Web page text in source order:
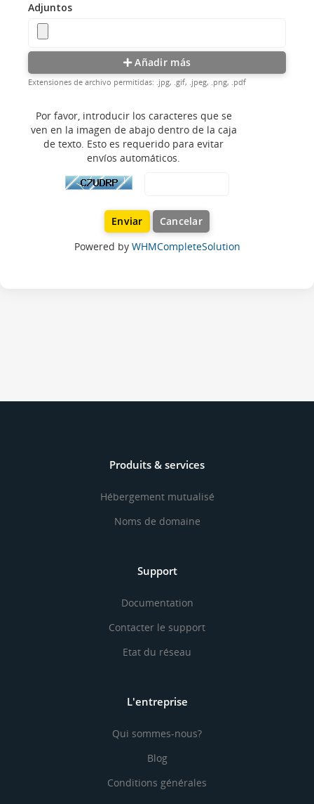
Adjuntos
Añadir más
Extensiones de archivo permitidas: .jpg, .gif, .jpeg, .png, .pdf
Por favor, introducir los caracteres que se
ven en la imagen de abajo dentro de la caja
de texto. Esto es requerido para evitar
envíos automáticos.
Cancelar
Powered by WHMCompleteSolution
Produits & services
Hébergement mutualisé
Noms de domaine
Support
Documentation
Contacter le support
Etat du réseau
L'entreprise
Qui sommes-nous?
Blog
Conditions générales